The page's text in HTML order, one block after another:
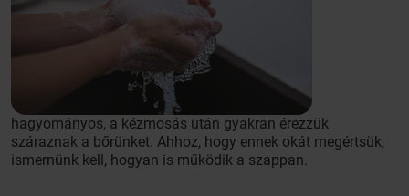
hagyományos, a kézmosás után gyakran érezzük
száraznak a bőrünket. Ahhoz, hogy ennek okát megértsük,
ismernünk kell, hogyan is működik a szappan.